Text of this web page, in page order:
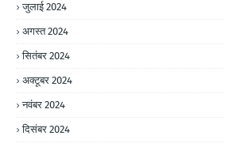
जुलाई 2024
अगस्त 2024
सितंबर 2024
अक्टूबर 2024
नवंबर 2024
दिसंबर 2024